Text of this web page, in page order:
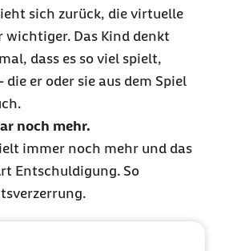
sich zurück, die virtuelle
Das Kind denkt
dass es so viel spielt,
die er oder sie aus dem Spiel
noch mehr.
immer noch mehr und das
Entschuldigung. So
immer weiter. Vielleicht